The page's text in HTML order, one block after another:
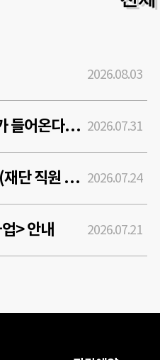
2026.08.03
문화예술교육 매개자 대상 <내 수업에 AI가 들어온다면> 참여자 선정 결과 2026.07.31
2026년 제2회 경기도 공공기관 통합채용(재단 직원 채용) 공고 2026.07.24
> 안내 2026.07.21